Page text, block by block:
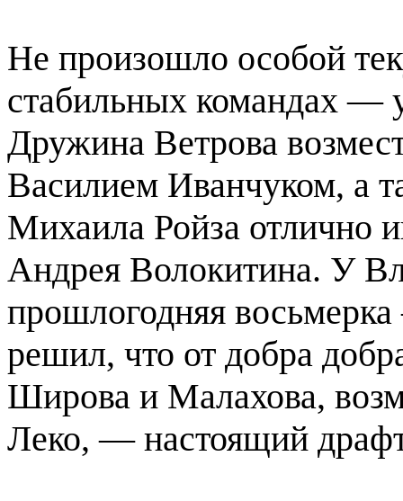
Не произошло особой
стабильных командах —
Дружина Ветрова
Василием Иванчуком, а
Михаила Ройза отлично
Андрея Волокитина. У
прошлогодняя
решил, что от добра
Широва и Малахова,
Леко, — настоящий